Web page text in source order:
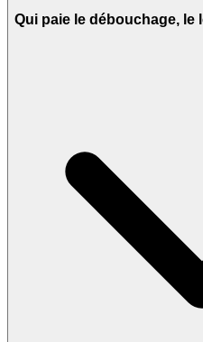
Qui paie le débouchage, le